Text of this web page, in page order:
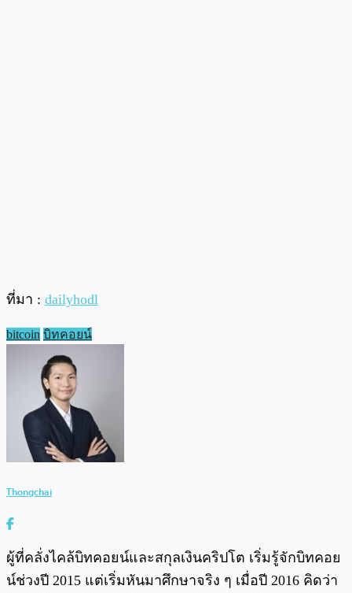
ที่มา : dailyhodl
bitcoin บิทคอยน์
Thongchai
ผู้ที่คลั่งไคล้บิทคอยน์และสกุลเงินคริปโต เริ่มรู้จักบิทคอย
น์ช่วงปี 2015 แต่เริ่มหันมาศึกษาจริง ๆ เมื่อปี 2016 คิดว่า